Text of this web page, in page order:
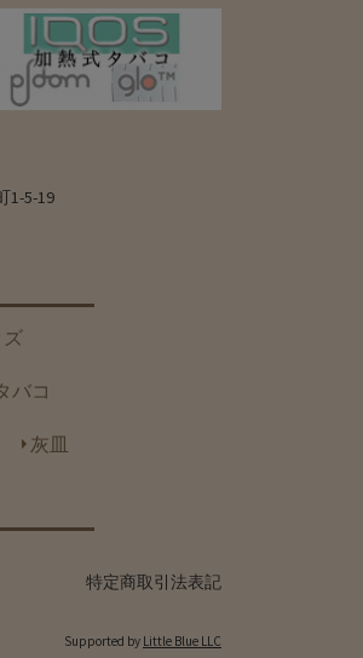
1-5-19
バコ
灰皿
特定商取引法表記
Supported by Little Blue LLC